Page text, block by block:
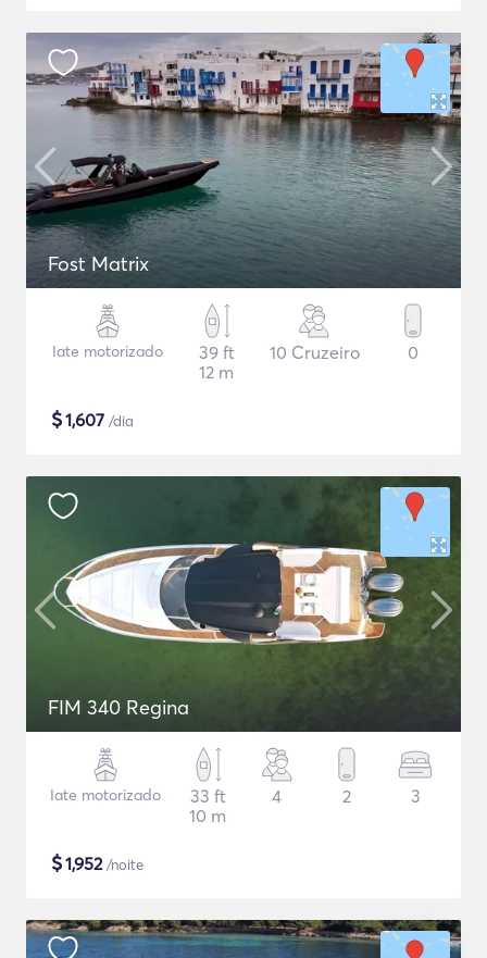
Fost Matrix
Iate motorizado
39 ft
12 m
10 Cruzeiro 0
$1,607 /dia
FIM 340 Regina
Iate motorizado
33 ft
10 m
4 2 3
$1,952/noite